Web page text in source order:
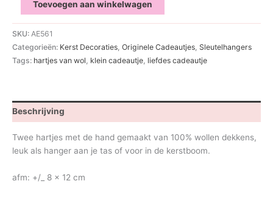
van
Toevoegen aan winkelwagen
SKU: AE561
Categorieën: Kerst Decoraties Originele Cadeautjes Sleutelhangers
Tags: hartjes van wol klein cadeautje liefdes cadeautje
Beschrijving
Twee hartjes met de hand gemaakt van 100% wollen dekkens,
leuk als hanger aan je tas of voor in de kerstboom.
afm: +/_ 8 x 12 cm